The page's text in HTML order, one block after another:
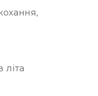
літа